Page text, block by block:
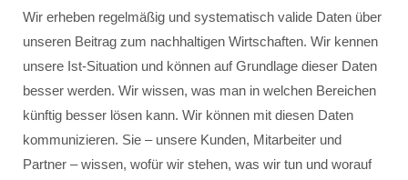
Wir erheben regelmäßig und systematisch valide Daten über
unseren Beitrag zum nachhaltigen Wirtschaften. Wir kennen
unsere Ist-Situation und können auf Grundlage dieser Daten
besser werden. Wir wissen, was man in welchen Bereichen
künftig besser lösen kann. Wir können mit diesen Daten
kommunizieren. Sie – unsere Kunden, Mitarbeiter und
Partner – wissen, wofür wir stehen, was wir tun und worauf